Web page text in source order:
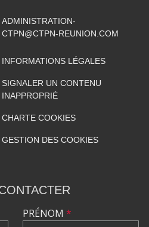
ADMINISTRATION-
CTPN@CTPN-REUNION.COM
INFORMATIONS LÉGALES
SIGNALER UN CONTENU
INAPPROPRIÉ
CHARTE COOKIES
GESTION DES COOKIES
PRÉNOM *